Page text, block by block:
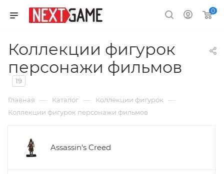
0
Коллекции фигурок
персонажи фильмов
19
Главная — Каталог — Коллекции фигурок —
Коллекции фигурок персонажи фильмов
Assassin's Creed